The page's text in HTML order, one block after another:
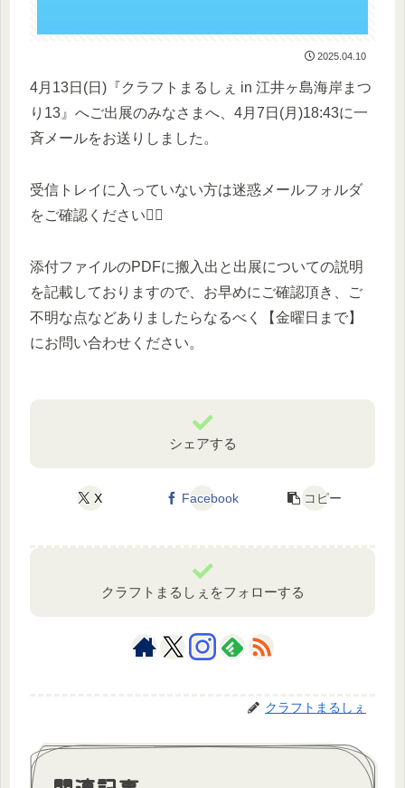
2025.04.10
4月13日(日)『クラフトまるしぇ in 江井ヶ島海岸まつ
り13』へご出展のみなさまへ、4月7日(月)18:43に一
斉メールをお送りしました。
受信トレイに入っていない方は迷惑メールフォルダ
をご確認ください🙇‍♀️
添付ファイルのPDFに搬入出と出展についての説明
を記載しておりますので、お早めにご確認頂き、ご
不明な点などありましたらなるべく【金曜日まで】
にお問い合わせください。
シェアする
X Facebook コピー
クラフトまるしぇをフォローする
クラフトまるしぇ